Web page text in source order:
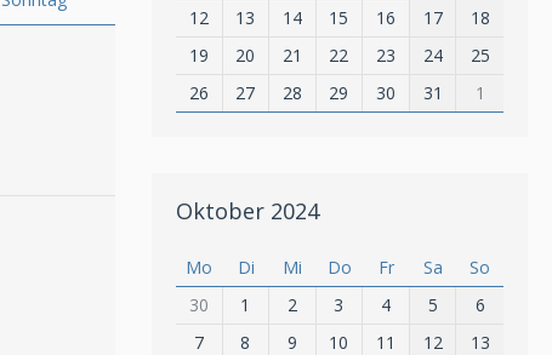
12
13 14 15 16 17
18
19
20 21 22 23 24
25
26
27 28 29 30 31 1
Oktober 2024
Mo Di Mi Do Fr Sa
So
30
1 2 3 4 5
6
7
8 9 10 11 12
13